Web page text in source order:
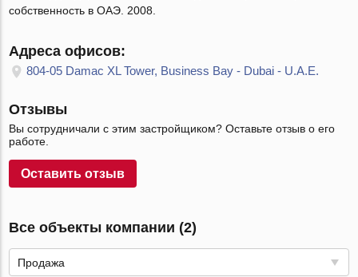
собственность в ОАЭ. 2008.
Адреса офисов:
804-05 Damac XL Tower, Business Bay - Dubai - U.A.E.
Отзывы
Вы сотрудничали с этим застройщиком? Оставьте отзыв о его
работе.
Оставить отзыв
Все объекты компании (2)
Продажа